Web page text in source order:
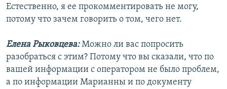
Естественно, я ее прокомментировать не могу,
потому что зачем говорить о том, чего нет.
Елена Рыковцева:Можно ли вас попросить
разобраться с этим? Потому что вы сказали, что по
вашей информации с оператором не было проблем,
а по информации Марианны и по документу